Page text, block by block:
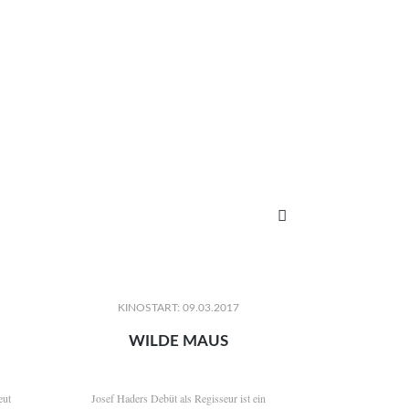

KINOSTART: 09.03.2017
WILDE MAUS
Josef Haders Debüt als Regisseur ist ein